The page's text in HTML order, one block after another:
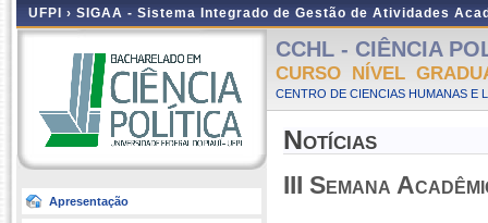
UFPI › SIGAA - Sistema Integrado de Gestão de Atividades
Apresentação
CCHL - CIÊNCIA
CURSO NÍVEL
CENTRO DE CIENCIAS HUMANAS E
Notícias
III Semana